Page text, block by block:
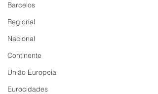
Barcelos
Regional
Nacional
Continente
União Europeia
Eurocidades